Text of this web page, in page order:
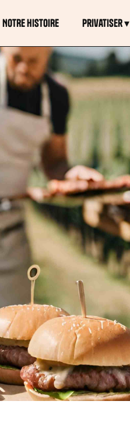
NOTRE HISTOIRE Privatiser ▾